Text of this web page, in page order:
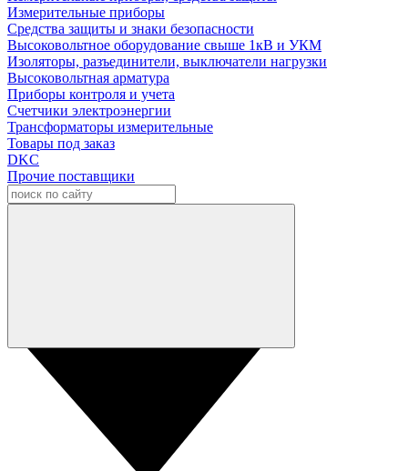
Измерительные приборы
Средства защиты и знаки безопасности
Высоковольтное оборудование свыше 1кВ и УКМ
Изоляторы, разъединители, выключатели нагрузки
Высоковольтная арматура
Приборы контроля и учета
Счетчики электроэнергии
Трансформаторы измерительные
Товары под заказ
DKC
Прочие поставщики